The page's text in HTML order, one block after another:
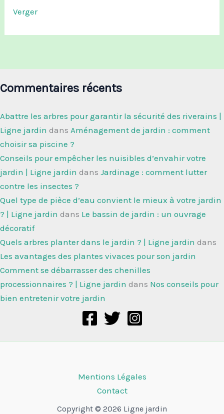
Verger
Commentaires récents
Abattre les arbres pour garantir la sécurité des riverains |
Ligne jardin dans Aménagement de jardin : comment
choisir sa piscine ?
Conseils pour empêcher les nuisibles d’envahir votre
jardin | Ligne jardin dans Jardinage : comment lutter
contre les insectes ?
Quel type de pièce d’eau convient le mieux à votre jardin
? | Ligne jardin dans Le bassin de jardin : un ouvrage
décoratif
Quels arbres planter dans le jardin ? | Ligne jardin dans
Les avantages des plantes vivaces pour son jardin
Comment se débarrasser des chenilles
processionnaires ? | Ligne jardin dans Nos conseils pour
bien entretenir votre jardin
Mentions Légales
Contact
Copyright © 2026 Ligne jardin